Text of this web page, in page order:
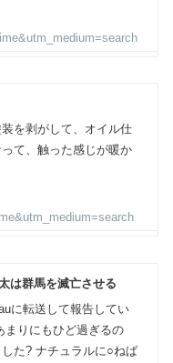
を剥がして、オイル仕
て、触った感じが暖か
は群馬を滅亡させる
に転送して報告してい
まりにもひど過ぎるの
た? ナチュラルに○ねば